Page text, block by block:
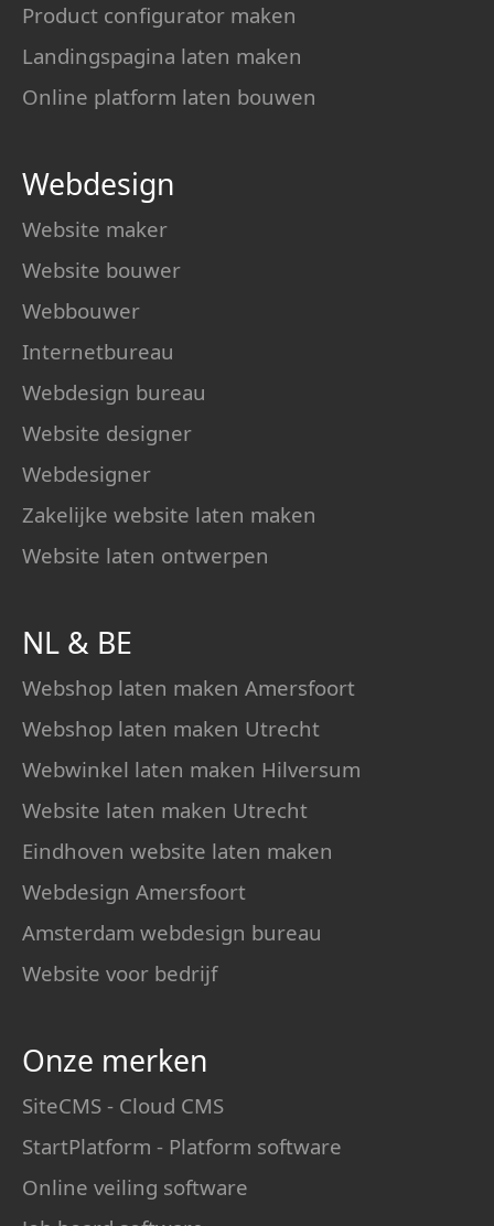
Product configurator maken
Landingspagina laten maken
Online platform laten bouwen
Webdesign
Website maker
Website bouwer
Webbouwer
Internetbureau
Webdesign bureau
Website designer
Webdesigner
Zakelijke website laten maken
Website laten ontwerpen
NL & BE
Webshop laten maken Amersfoort
Webshop laten maken Utrecht
Webwinkel laten maken Hilversum
Website laten maken Utrecht
Eindhoven website laten maken
Webdesign Amersfoort
Amsterdam webdesign bureau
Website voor bedrijf
Onze merken
SiteCMS - Cloud CMS
StartPlatform - Platform software
Online veiling software